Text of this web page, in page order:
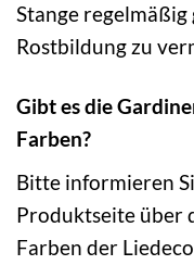
Stange
Rostbildung zu
Gibt es die
Farben?
Bitte informieren
Produktseite über
Farben der